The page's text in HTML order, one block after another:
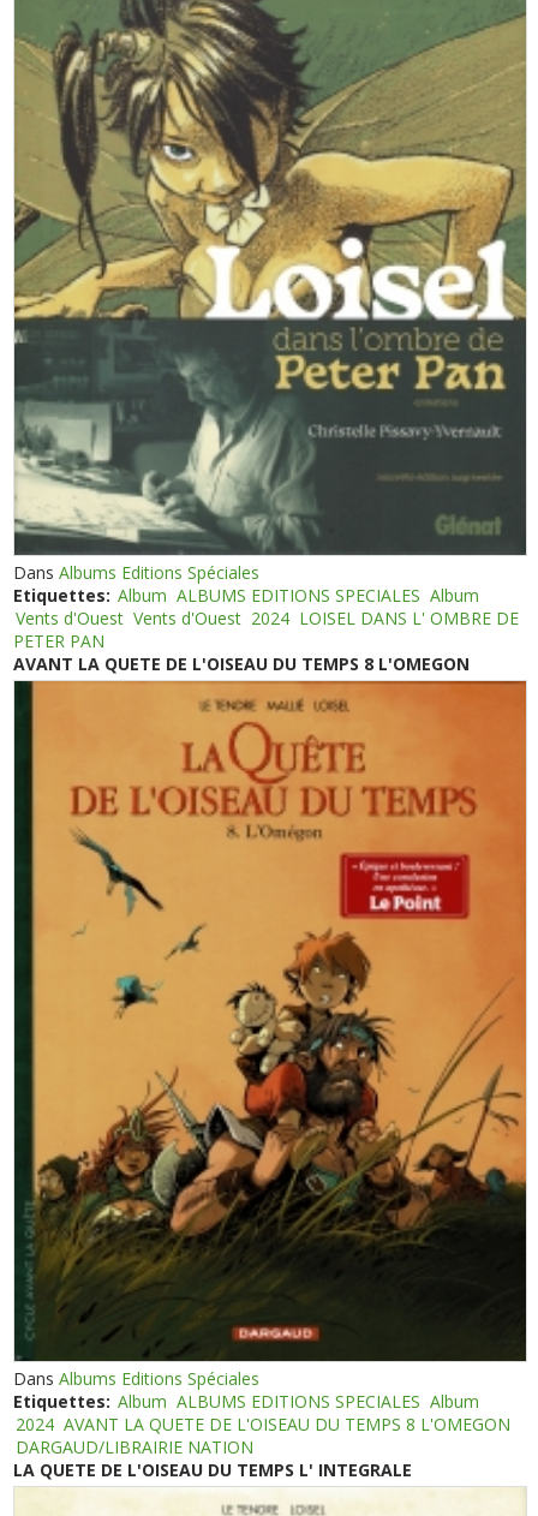
DansAlbums Editions Spéciales
Etiquettes: Album ALBUMS EDITIONS SPECIALES Album
Vents d'Ouest Vents d'Ouest 2024 LOISEL DANS L' OMBRE DE
PETER PAN
AVANT LA QUETE DE L'OISEAU DU TEMPS 8 L'OMEGON
DansAlbums Editions Spéciales
Etiquettes: Album ALBUMS EDITIONS SPECIALES Album
2024 AVANT LA QUETE DE L'OISEAU DU TEMPS 8 L'OMEGON
DARGAUD/LIBRAIRIE NATION
LA QUETE DE L'OISEAU DU TEMPS L' INTEGRALE